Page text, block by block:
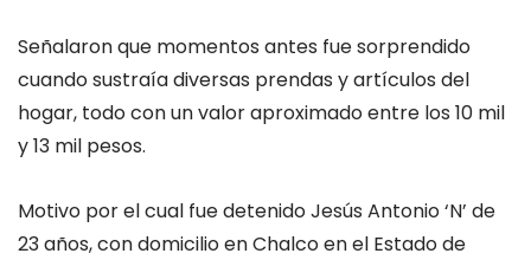
Señalaron que momentos antes fue sorprendido
cuando sustraía diversas prendas y artículos del
hogar, todo con un valor aproximado entre los 10 mil
y 13 mil pesos.
Motivo por el cual fue detenido Jesús Antonio ‘N’ de
23 años, con domicilio en Chalco en el Estado de